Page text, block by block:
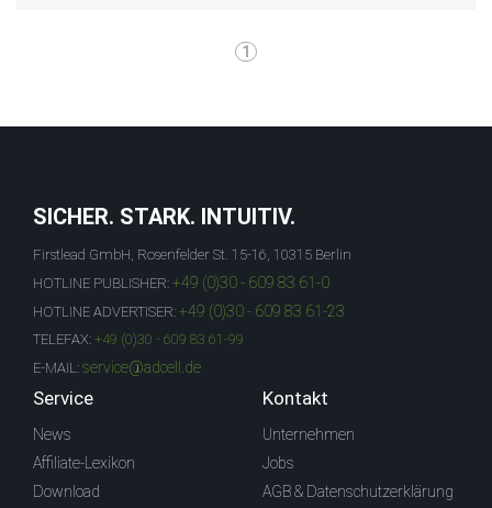
1
SICHER. STARK. INTUITIV.
Firstlead GmbH, Rosenfelder St. 15-16, 10315 Berlin
HOTLINE PUBLISHER: +49 (0)30 - 609 83 61-0
HOTLINE ADVERTISER: +49 (0)30 - 609 83 61-23
TELEFAX: +49 (0)30 - 609 83 61-99
E-MAIL: service@adcell.de
Service
News
Affiliate-Lexikon
Download
Kontakt
Unternehmen
Jobs
AGB & Datenschutzerklärung